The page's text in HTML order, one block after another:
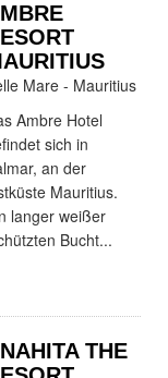
Mare - Mauritius
Ambre Hotel
sich in
an der
Mauritius.
langer weißer
Bucht...
THE